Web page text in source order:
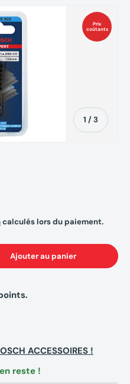
Prix
coûtants
1 /de
3
calculés lors du paiement.
Ajouter au panier
ACCESSOIRES !
reste !